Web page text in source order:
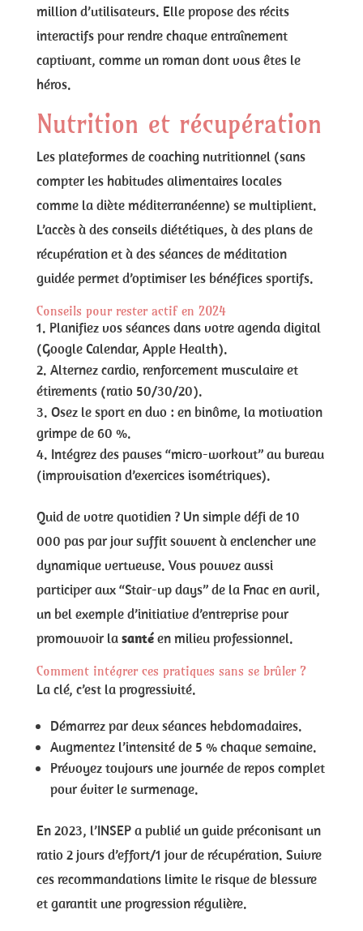
million d’utilisateurs. Elle propose des récits
interactifs pour rendre chaque entraînement
captivant, comme un roman dont vous êtes le
héros.
Nutrition et récupération
Les plateformes de coaching nutritionnel (sans
compter les habitudes alimentaires locales
comme la diète méditerranéenne) se multiplient.
L’accès à des conseils diététiques, à des plans de
récupération et à des séances de méditation
guidée permet d’optimiser les bénéfices sportifs.
Conseils pour rester actif en 2024
Planifiez vos séances dans votre agenda digital
(Google Calendar, Apple Health).
Alternez cardio, renforcement musculaire et
étirements (ratio 50/30/20).
Osez le sport en duo : en binôme, la motivation
grimpe de 60 %.
Intégrez des pauses “micro-workout” au bureau
(improvisation d’exercices isométriques).
Quid de votre quotidien ? Un simple défi de 10
000 pas par jour suffit souvent à enclencher une
dynamique vertueuse. Vous pouvez aussi
participer aux “Stair-up days” de la Fnac en avril,
un bel exemple d’initiative d’entreprise pour
promouvoir lasantéen milieu professionnel.
Comment intégrer ces pratiques sans se brûler ?
La clé, c’est la progressivité.
Démarrez par deux séances hebdomadaires.
Augmentez l’intensité de 5 % chaque semaine.
Prévoyez toujours une journée de repos complet
pour éviter le surmenage.
En 2023, l’INSEP a publié un guide préconisant un
ratio 2 jours d’effort/1 jour de récupération. Suivre
ces recommandations limite le risque de blessure
et garantit une progression régulière.